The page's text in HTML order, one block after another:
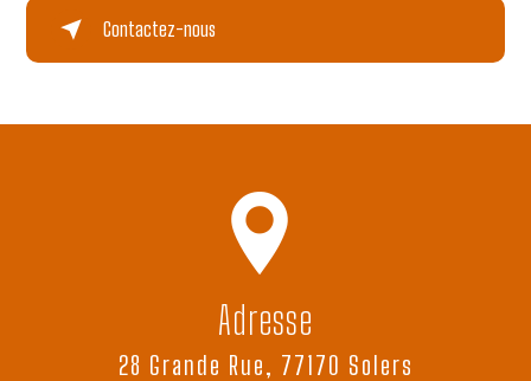
Contactez-nous
Adresse
28 Grande Rue, 77170 Solers